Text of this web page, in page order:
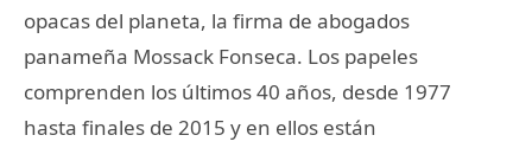
opacas del planeta, la firma de abogados
panameña Mossack Fonseca. Los papeles
comprenden los últimos 40 años, desde 1977
hasta finales de 2015 y en ellos están